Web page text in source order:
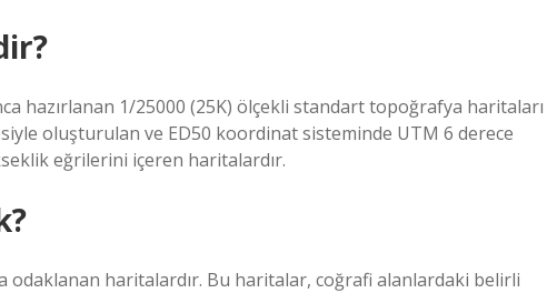
hazırlanan 1/25000 (25K) ölçekli standart topoğrafya haritaları
oluşturulan ve ED50 koordinat sisteminde UTM 6 derece
eğrilerini içeren haritalardır.
haritalardır. Bu haritalar, coğrafi alanlardaki belirli